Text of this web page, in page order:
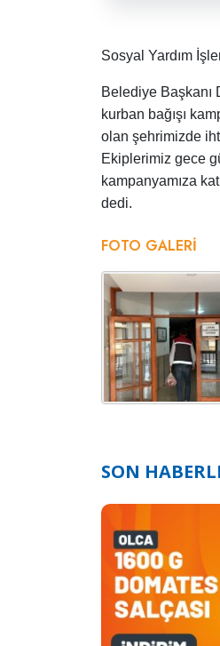
Sosyal Yardım
Belediye Başkanı
kurban bağışı
olan şehrimizde
Ekiplerimiz gece
kampanyamıza
dedi.
FOTO GALERI
SON